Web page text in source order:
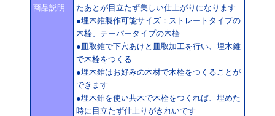
商品説明
たあとが目立たず美しい仕上がりになります
●埋木錐製作可能サイズ：ストレートタイプの
木栓、テーパータイプの木栓
●皿取錐で下穴あけと皿取加工を行い、埋木錐
で木栓をつくる
●埋木錐はお好みの木材で木栓をつくることが
できます
●埋木錐を使い共木で木栓をつくれば、埋めた
時に目立たず仕上りがきれいです